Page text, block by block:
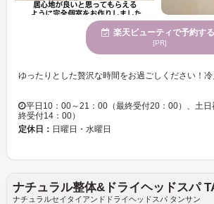
楽天ビューティで予約する
[PR]
平日10：00～21：00（最終受付20：00）、土
終受付14：00）
定休日： 日曜日・水曜日
ナチュラル整体&ドライヘッドスパ
ナチュラルセイタイアンドドライヘッドスパ タンサン